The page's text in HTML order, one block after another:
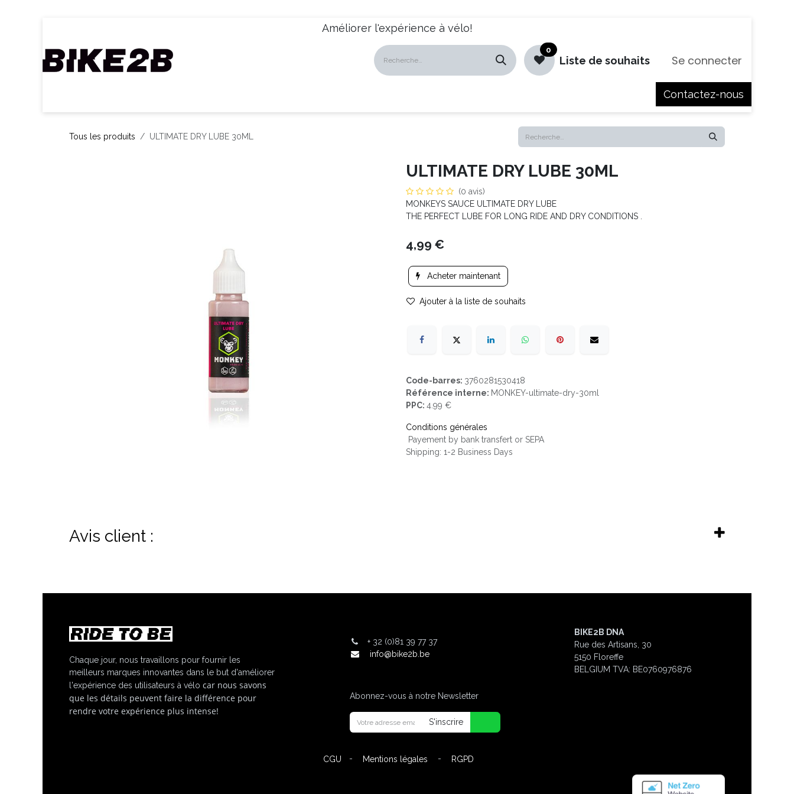
Améliorer l'expérience à vélo!
0
Liste de souhaits Se connecter
Contactez-nous
Tous les produits ULTIMATE DRY LUBE 30ML
ULTIMATE DRY LUBE 30ML
(0 avis)
MONKEYS SAUCE ULTIMATE DRY LUBE
THE PERFECT LUBE FOR LONG RIDE AND DRY CONDITIONS .
4,99 €
Acheter maintenant
Ajouter à la liste de souhaits
Code-barres: 3760281530418
Référence interne: MONKEY-ultimate-dry-30ml
PPC: 4.99 €
Conditions générales
Payement by bank transfert or SEPA
Shipping: 1-2 Business Days
Avis client :
Chaque jour, nous travaillons pour fournir les
meilleurs marques innovantes dans le but d'améliorer
l'expérience des utilisateurs à vélo car nous savons
que les détails peuvent faire la différence pour
rendre votre expérience plus intense!
+ 32 (0)81 39 77 37
info@bike2b.be
Abonnez-vous à notre Newsletter
S'inscrire
BIKE2B DNA
Rue des Artisans, 30
5150 Floreffe
BELGIUM TVA: BE0760976876
CGU - Mentions légales - RGPD